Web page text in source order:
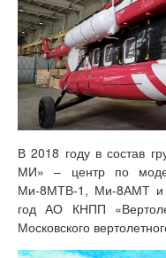
В 2018 году в состав
МИ» – центр по
Ми-8МТВ-1, Ми-8АМТ и
год АО КНПП
Московского